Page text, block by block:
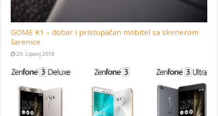
GOME K1 – dobar i pristupačan mobitel sa skenerom
šarenice
29. Lipanj 2018